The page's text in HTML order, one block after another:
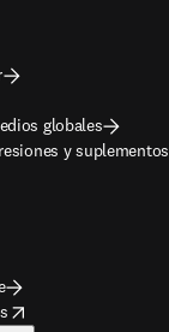
globales
y suplementos